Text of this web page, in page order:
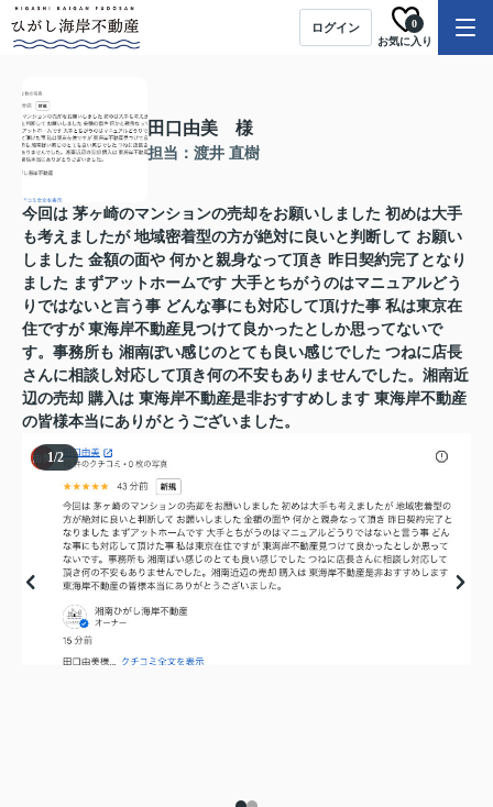
ログイン
お気に入り
0
田口由美 様
担当：渡井 直樹
今回は 茅ヶ崎のマンションの売却をお願いしました 初めは大手
も考えましたが 地域密着型の方が絶対に良いと判断して お願い
しました 金額の面や 何かと親身なって頂き 昨日契約完了となり
ました まずアットホームです 大手とちがうのはマニュアルどう
りではないと言う事 どんな事にも対応して頂けた事 私は東京在
住ですが 東海岸不動産見つけて良かったとしか思ってないで
す。事務所も 湘南ぽい感じのとても良い感じでした つねに店長
さんに相談し対応して頂き何の不安もありませんでした。湘南近
辺の売却 購入は 東海岸不動産是非おすすめします 東海岸不動産
の皆様本当にありがとうございました。
1/2